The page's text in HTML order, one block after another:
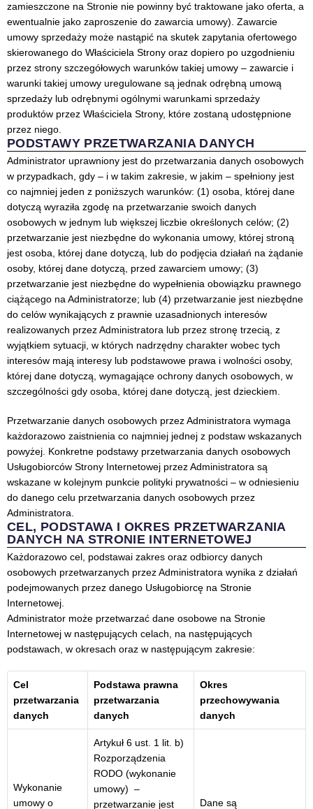
zamieszczone na Stronie nie powinny być traktowane jako oferta, a
ewentualnie jako zaproszenie do zawarcia umowy). Zawarcie
umowy sprzedaży może nastąpić na skutek zapytania ofertowego
skierowanego do Właściciela Strony oraz dopiero po uzgodnieniu
przez strony szczegółowych warunków takiej umowy – zawarcie i
warunki takiej umowy uregulowane są jednak odrębną umową
sprzedaży lub odrębnymi ogólnymi warunkami sprzedaży
produktów przez Właściciela Strony, które zostaną udostępnione
przez niego.
PODSTAWY PRZETWARZANIA DANYCH
Administrator uprawniony jest do przetwarzania danych osobowych
w przypadkach, gdy – i w takim zakresie, w jakim – spełniony jest
co najmniej jeden z poniższych warunków: (1) osoba, której dane
dotyczą wyraziła zgodę na przetwarzanie swoich danych
osobowych w jednym lub większej liczbie określonych celów; (2)
przetwarzanie jest niezbędne do wykonania umowy, której stroną
jest osoba, której dane dotyczą, lub do podjęcia działań na żądanie
osoby, której dane dotyczą, przed zawarciem umowy; (3)
przetwarzanie jest niezbędne do wypełnienia obowiązku prawnego
ciążącego na Administratorze; lub (4) przetwarzanie jest niezbędne
do celów wynikających z prawnie uzasadnionych interesów
realizowanych przez Administratora lub przez stronę trzecią, z
wyjątkiem sytuacji, w których nadrzędny charakter wobec tych
interesów mają interesy lub podstawowe prawa i wolności osoby,
której dane dotyczą, wymagające ochrony danych osobowych, w
szczególności gdy osoba, której dane dotyczą, jest dzieckiem.
Przetwarzanie danych osobowych przez Administratora wymaga
każdorazowo zaistnienia co najmniej jednej z podstaw wskazanych
powyżej. Konkretne podstawy przetwarzania danych osobowych
Usługobiorców Strony Internetowej przez Administratora są
wskazane w kolejnym punkcie polityki prywatności – w odniesieniu
do danego celu przetwarzania danych osobowych przez
Administratora.
CEL, PODSTAWA I OKRES PRZETWARZANIA
DANYCH NA STRONIE INTERNETOWEJ
Każdorazowo cel, podstawai zakres oraz odbiorcy danych
osobowych przetwarzanych przez Administratora wynika z działań
podejmowanych przez danego Usługobiorcę na Stronie
Internetowej.
Administrator może przetwarzać dane osobowe na Stronie
Internetowej w następujących celach, na następujących
podstawach, w okresach oraz w następującym zakresie:
Cel
przetwarzania
danych
Podstawa prawna
przetwarzania
danych
Okres
przechowywania
danych
Wykonanie
umowy o
Artykuł 6 ust. 1 lit. b)
Rozporządzenia
RODO (wykonanie
umowy) –
przetwarzanie jest
Dane są